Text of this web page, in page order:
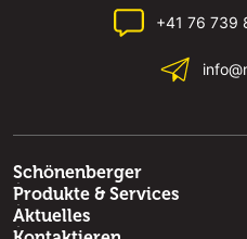
+41 76 739
Schönenberger
Produkte & Services
Aktuelles